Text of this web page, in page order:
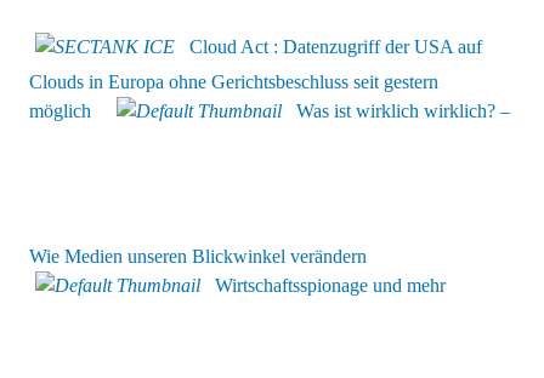
Cloud Act : Datenzugriff der USA auf
Clouds in Europa ohne Gerichtsbeschluss seit gestern
möglich
Was ist wirklich wirklich? –
Wie Medien unseren Blickwinkel verändern
Wirtschaftsspionage und mehr